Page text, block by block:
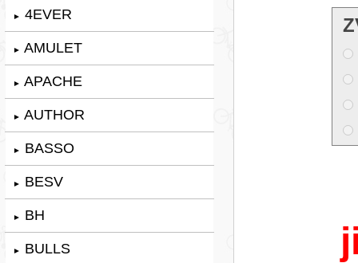
► 4EVER
► AMULET
► APACHE
► AUTHOR
► BASSO
► BESV
► BH
► BULLS